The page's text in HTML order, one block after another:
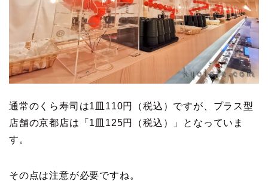
通常のくら寿司は1皿110円（税込）ですが、プラス型
店舗の京都店は「1皿125円（税込）」となっていま
す。
その点は注意が必要ですね。